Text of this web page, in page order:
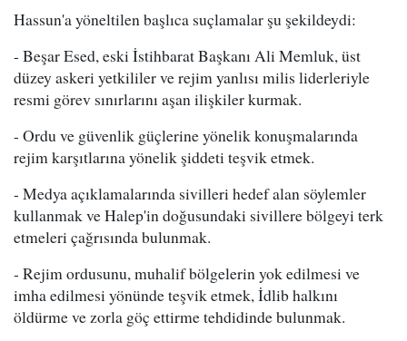
Hassun'a yöneltilen başlıca suçlamalar şu şekildeydi:
- Beşar Esed, eski İstihbarat Başkanı Ali Memluk, üst
düzey askeri yetkililer ve rejim yanlısı milis liderleriyle
resmi görev sınırlarını aşan ilişkiler kurmak.
- Ordu ve güvenlik güçlerine yönelik konuşmalarında
rejim karşıtlarına yönelik şiddeti teşvik etmek.
- Medya açıklamalarında sivilleri hedef alan söylemler
kullanmak ve Halep'in doğusundaki sivillere bölgeyi terk
etmeleri çağrısında bulunmak.
- Rejim ordusunu, muhalif bölgelerin yok edilmesi ve
imha edilmesi yönünde teşvik etmek, İdlib halkını
öldürme ve zorla göç ettirme tehdidinde bulunmak.